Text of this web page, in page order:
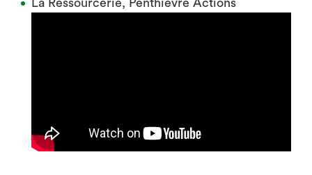
La Ressourcerie, Penthièvre Actions